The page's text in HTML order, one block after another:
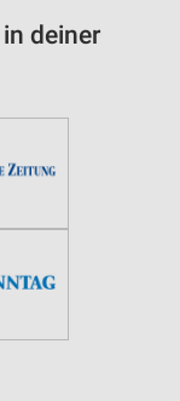
deiner